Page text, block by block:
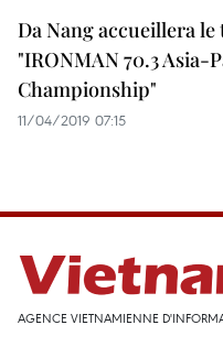
Da Nang accueillera
"IRONMAN 70.3 Asia-
Championship"
11/04/2019 07:15
AGENCE VIETNAMIENNE